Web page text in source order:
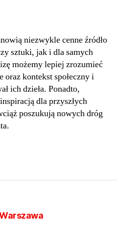
niezwykle cenne źródło
sztuki, jak i dla samych
możemy lepiej zrozumieć
kontekst społeczny i
ich dzieła. Ponadto,
dla przyszłych
poszukują nowych dróg